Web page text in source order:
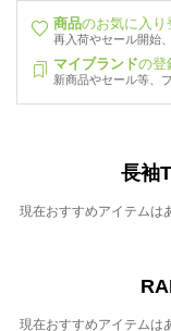
商品のお気に入り
再入荷やセール開始
マイブランドの登
新商品やセール等、
長袖
現在おすすめアイテムは
現在おすすめアイテムは